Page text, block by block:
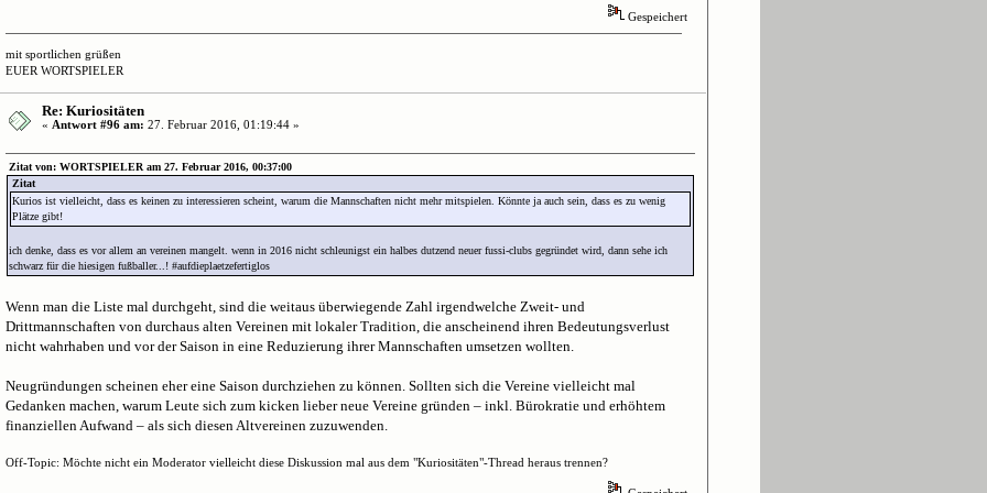
Gespeichert
mit sportlichen grüßen
EUER WORTSPIELER
Re: Kuriositäten
« Antwort #96 am: 27. Februar 2016, 01:19:44 »
Zitat von: WORTSPIELER am 27. Februar 2016, 00:37:00
Zitat
Kurios ist vielleicht, dass es keinen zu interessieren scheint, warum die Mannschaften nicht mehr mitspielen. Könnte ja auch sein, dass es zu wenig
Plätze gibt!
ich denke, dass es vor allem an vereinen mangelt. wenn in 2016 nicht schleunigst ein halbes dutzend neuer fussi-clubs gegründet wird, dann sehe ich
schwarz für die hiesigen fußballer...! #aufdieplaetzefertiglos
Wenn man die Liste mal durchgeht, sind die weitaus überwiegende Zahl irgendwelche Zweit- und
Drittmannschaften von durchaus alten Vereinen mit lokaler Tradition, die anscheinend ihren Bedeutungsverlust
nicht wahrhaben und vor der Saison in eine Reduzierung ihrer Mannschaften umsetzen wollten.
Neugründungen scheinen eher eine Saison durchziehen zu können. Sollten sich die Vereine vielleicht mal
Gedanken machen, warum Leute sich zum kicken lieber neue Vereine gründen – inkl. Bürokratie und erhöhtem
finanziellen Aufwand – als sich diesen Altvereinen zuzuwenden.
Off-Topic: Möchte nicht ein Moderator vielleicht diese Diskussion mal aus dem "Kuriositäten"-Thread heraus trennen?